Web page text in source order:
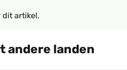
dit artikel.
andere landen